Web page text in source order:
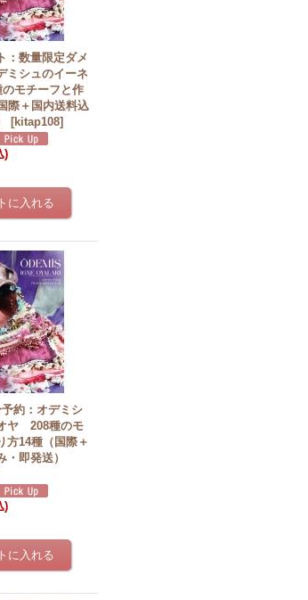
：数量限定ダメ
シュのイーネ
モチーフと作
際＋国内送料込
[kitap108]
)
約：オデミシ
ヤ 208種のモ
方14種（国際＋
・即発送）
)